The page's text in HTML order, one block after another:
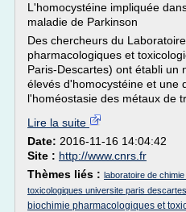
L'homocystéine impliquée
maladie de Parkinson
Des chercheurs du
pharmacologiques et
Paris-Descartes) ont établi un
élevés d'homocystéine et une
l'homéostasie des métaux de
Lire la suite
Date: 2016-11-16 14:04:42
Site : http://www.cnrs.fr
Thèmes liés : laboratoire de
toxicologiques universite paris descartes
biochimie pharmacologiques et